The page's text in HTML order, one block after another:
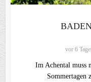
vor 6
Im Achental muss
Sommertagen